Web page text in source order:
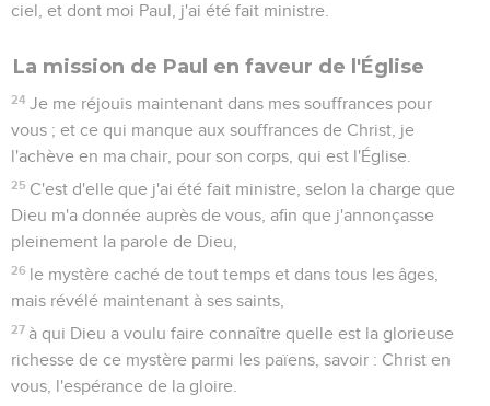
ciel, et dont moi Paul, j'ai été fait ministre.
La mission de Paul en faveur de l'Église
24 Je me réjouis maintenant dans mes souffrances pour
vous ; et ce qui manque aux souffrances de Christ, je
l'achève en ma chair, pour son corps, qui est l'Église.
25 C'est d'elle que j'ai été fait ministre, selon la charge que
Dieu m'a donnée auprès de vous, afin que j'annonçasse
pleinement la parole de Dieu,
26 le mystère caché de tout temps et dans tous les âges,
mais révélé maintenant à ses saints,
27 à qui Dieu a voulu faire connaître quelle est la glorieuse
richesse de ce mystère parmi les païens, savoir : Christ en
vous, l'espérance de la gloire.